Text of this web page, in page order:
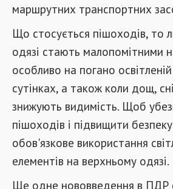
маршрутних транспортних
Що стосується пішоходів, то
одязі стають малопомітними
особливо на погано освітленій
сутінках, а також коли дощ,
знижують видимість. Щоб
пішоходів і підвищити
обов'язкове використання
елементів на верхньому одязі.
Ще одне нововведення в ПДР